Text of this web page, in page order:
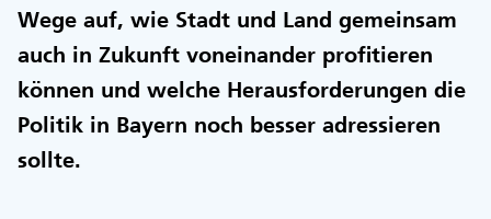
Wege auf, wie Stadt und Land gemeinsam
auch in Zukunft voneinander profitieren
können und welche Herausforderungen die
Politik in Bayern noch besser adressieren
sollte.